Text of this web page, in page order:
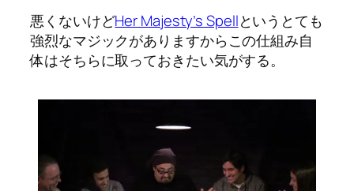
悪くないけどHer Majesty’s Spellというとても
強烈なマジックがありますからこの仕組み自
体はそちらに取っておきたい気がする。